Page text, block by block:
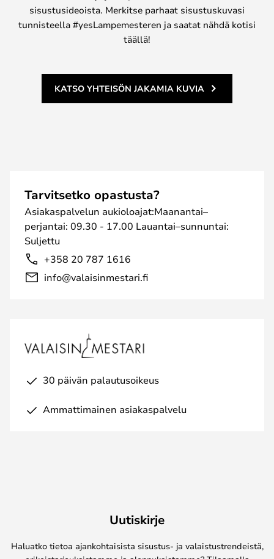
sisustusideoista. Merkitse parhaat sisustuskuvasi
tunnisteella #yesLampemesteren ja saatat nähdä kotisi
täällä!
KATSO YHTEISÖN JAKAMIA KUVIA
Tarvitsetko opastusta?
Asiakaspalvelun aukioloajat:Maanantai–
perjantai: 09.30 - 17.00 Lauantai–sunnuntai:
Suljettu
+358 20 787 1616
info@valaisinmestari.fi
30 päivän palautusoikeus
Ammattimainen asiakaspalvelu
Uutiskirje
Haluatko tietoa ajankohtaisista sisustus- ja valaistustrendeistä,